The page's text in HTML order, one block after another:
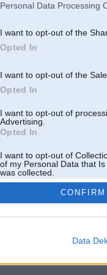
Personal Data Processing
I want to opt-out of the
Opted In
I want to opt-out of the
Opted In
I want to opt-out of
Advertising.
Opted In
I want to opt-out of
of my Personal Data that
was collected.
Opted Out
CONFIRM
Data
auto klubs un nav saistīts ar